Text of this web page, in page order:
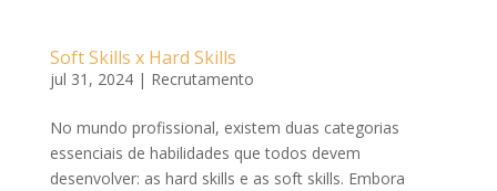
Soft Skills x Hard Skills
jul 31, 2024| Recrutamento
No mundo profissional, existem duas categorias
essenciais de habilidades que todos devem
desenvolver: as hard skills e as soft skills. Embora